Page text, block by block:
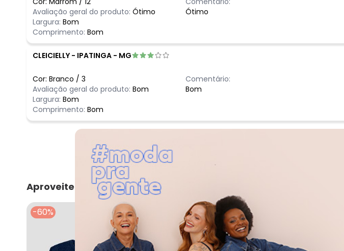
Avaliação geral do produto: Ótimo
Largura: Bom
Comprimento: Bom
Ótimo
CLEICIELLY - IPATINGA - MG
Cor: Branco / 3
Avaliação geral do produto: Bom
Largura: Bom
Comprimento: Bom
Comentário:
Bom
Aproveite e compre junto
-60% NEW